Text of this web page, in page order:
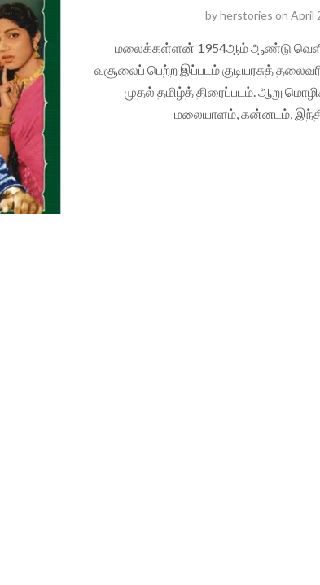
byherstories on April
மலைக்கள்ளன் 1954ஆம் ஆண்டு
வசூலைப் பெற்ற இப்படம் குடியரசுத்
முதல் தமிழ்த் திரைப்படம். ஆறு
மலையாளம், கன்னடம்,